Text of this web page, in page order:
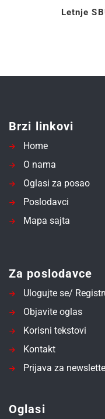
Letnje
Brzi linkovi
Home
O nama
Oglasi za posao
Poslodavci
Mapa sajta
Za poslodavce
Ulogujte se/
Objavite oglas
Korisni tekstovi
Kontakt
Prijava za
Oglasi